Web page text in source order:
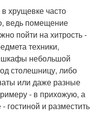
хрущевке часто
ведь помещение
пойти на хитрость -
техники,
шкафы небольшой
столешницу, либо
или даже разные
- в прихожую, а
гостиной и разместить